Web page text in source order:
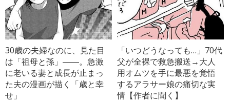
30歳の夫婦なのに、見た目
は「祖母と孫」――。急激
に老いる妻と成長が止まっ
た夫の漫画が描く「歳と幸
せ」
「いつどうなっても…」70代
父が全裸で救急搬送→大人
用オムツを手に最悪を覚悟
するアラサー娘の痛切な実
情【作者に聞く】